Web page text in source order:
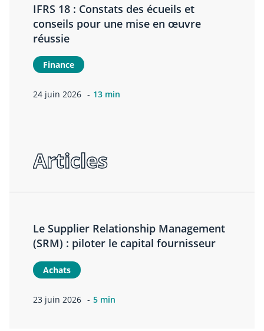
IFRS 18 : Constats des écueils et
conseils pour une mise en œuvre
réussie
Finance
24 juin 2026 13 min
Articles
Le Supplier Relationship Management
(SRM) : piloter le capital fournisseur
Achats
23 juin 2026 5 min